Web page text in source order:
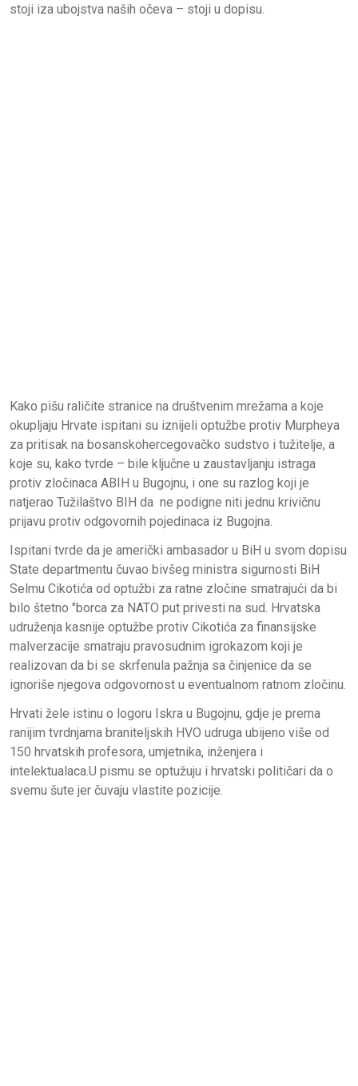
stoji iza ubojstva naših očeva – stoji u dopisu.
Kako pišu raličite stranice na društvenim mrežama a koje
okupljaju Hrvate ispitani su iznijeli optužbe protiv Murpheya
za pritisak na bosanskohercegovačko sudstvo i tužitelje, a
koje su, kako tvrde – bile ključne u zaustavljanju istraga
protiv zločinaca ABIH u Bugojnu, i one su razlog koji je
natjerao Tužilaštvo BIH da ne podigne niti jednu krivičnu
prijavu protiv odgovornih pojedinaca iz Bugojna.
Ispitani tvrde da je američki ambasador u BiH u svom dopisu
State departmentu čuvao bivšeg ministra sigurnosti BiH
Selmu Cikotića od optužbi za ratne zločine smatrajući da bi
bilo štetno "borca za NATO put privesti na sud. Hrvatska
udruženja kasnije optužbe protiv Cikotića za finansijske
malverzacije smatraju pravosudnim igrokazom koji je
realizovan da bi se skrfenula pažnja sa činjenice da se
ignoriše njegova odgovornost u eventualnom ratnom zločinu.
Hrvati žele istinu o logoru Iskra u Bugojnu, gdje je prema
ranijim tvrdnjama braniteljskih HVO udruga ubijeno više od
150 hrvatskih profesora, umjetnika, inženjera i
intelektualaca.U pismu se optužuju i hrvatski političari da o
svemu šute jer čuvaju vlastite pozicije.